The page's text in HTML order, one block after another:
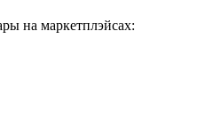
на маркетплэйсах: